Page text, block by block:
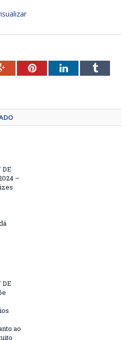
Google+PinterestLinkedInTumblr
DE
–
DE
ao